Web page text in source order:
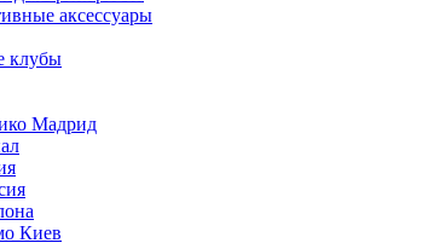
аксессуары
клубы
Мадрид
Киев